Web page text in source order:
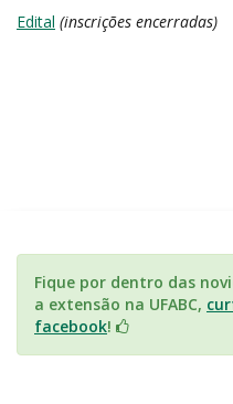
Edital (inscrições encerradas)
Fique por dentro das
a extensão na UFABC,
facebook!